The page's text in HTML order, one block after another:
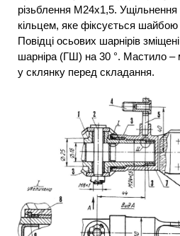
різьблення М24х1,5.
кільцем, яке фіксується
Повідці осьових шарнірів
шарніра (ГШ) на 30 °. Мастило
у склянку перед складання.